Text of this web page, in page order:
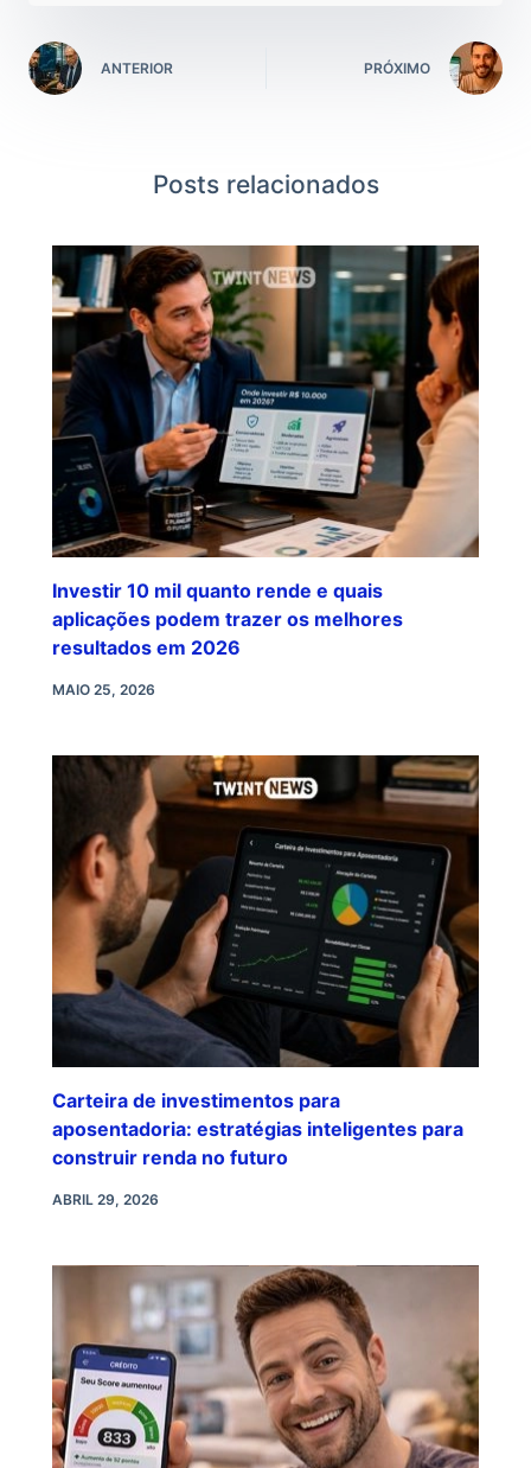
ANTERIOR PRÓXIMO
Posts relacionados
Investir 10 mil quanto rende e quais
aplicações podem trazer os melhores
resultados em 2026
MAIO 25, 2026
Carteira de investimentos para
aposentadoria: estratégias inteligentes para
construir renda no futuro
ABRIL 29, 2026